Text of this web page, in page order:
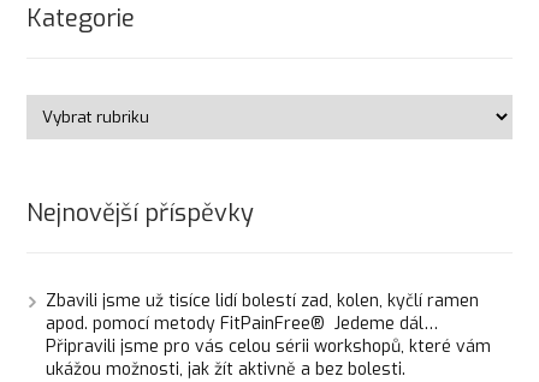
Kategorie
Nejnovější příspěvky
Zbavili jsme už tisíce lidí bolestí zad, kolen, kyčlí ramen
apod. pomocí metody FitPainFree® Jedeme dál…
Připravili jsme pro vás celou sérii workshopů, které vám
ukážou možnosti, jak žít aktivně a bez bolesti.